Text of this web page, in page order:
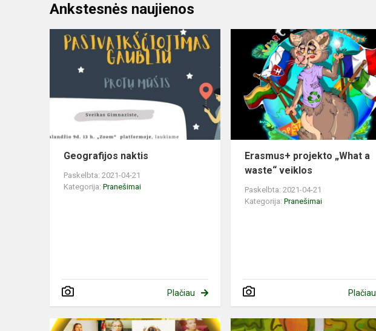
Ankstesnės naujienos
Geografijos naktis
Paskelbta: 2021-04-21
Kategorija: Pranešimai
Plačiau
Erasmus+ projekto „What a
waste“ veiklos
Paskelbta: 2021-04-21
Kategorija:Pranešimai
Plačiau